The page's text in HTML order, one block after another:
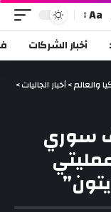
Aa
أخبار الشركات
والعالم>أخبار الجاليات>
291 ألف سوري